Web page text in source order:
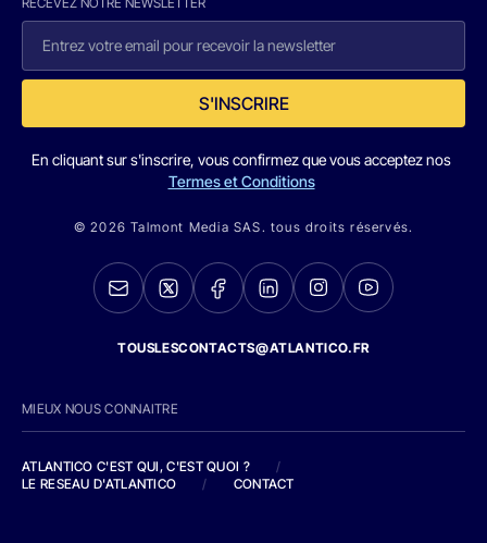
S'INSCRIRE
En cliquant sur s'inscrire, vous confirmez que vous acceptez nos
Termes et Conditions
© 2026 Talmont Media SAS. tous droits réservés.
TOUSLESCONTACTS@ATLANTICO.FR
MIEUX NOUS CONNAITRE
ATLANTICO C'EST QUI, C'EST QUOI ?
/
LE RESEAU D'ATLANTICO
/ CONTACT